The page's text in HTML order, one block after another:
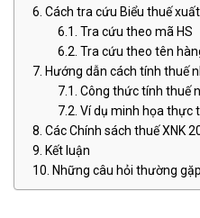
Cách tra cứu Biểu thuế
Tra cứu theo mã HS
Tra cứu theo tên
Hướng dẫn cách tính thuế
Công thức tính thuế
Ví dụ minh họa thực
Các Chính sách thuế XNK
Kết luận
Những câu hỏi thường gặp